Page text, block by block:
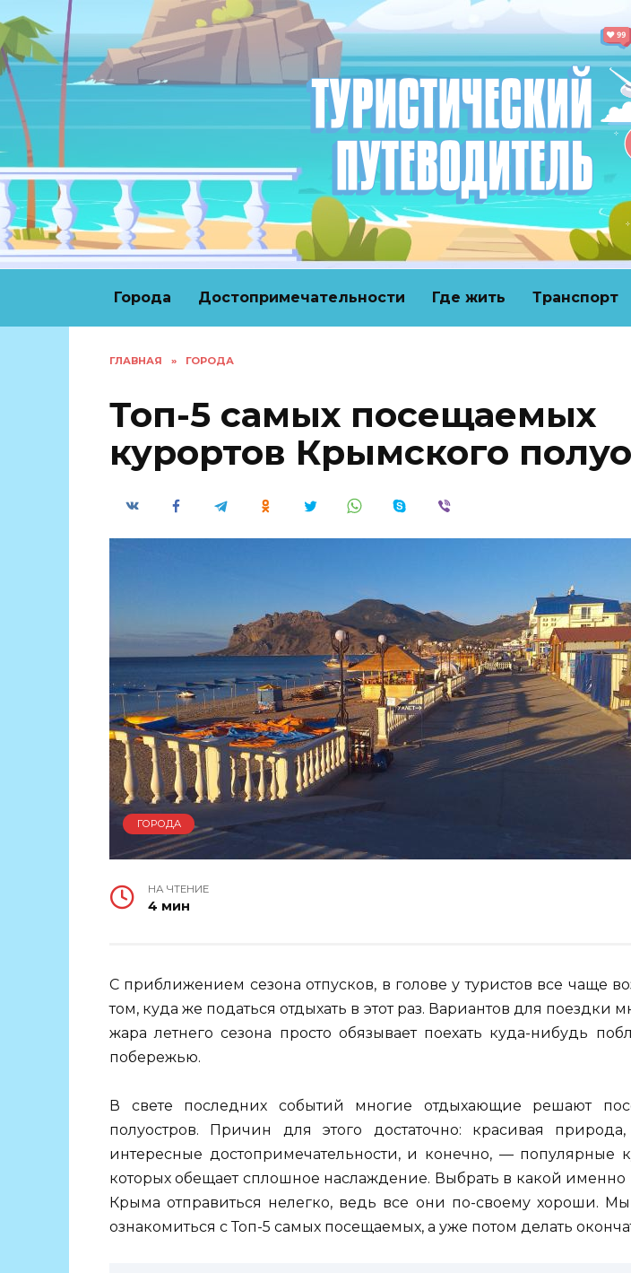
к
содержанию
Города Достопримечательности Где жить Транспорт
ГЛАВНАЯ » ГОРОДА
Топ-5 самых посещаемых
курортов Крымского
ГОРОДА
НА ЧТЕНИЕ
4 мин
С приближением сезона отпусков, в голове у туристов все чаще
том, куда же податься отдыхать в этот раз. Вариантов для поездки
жара летнего сезона просто обязывает поехать куда-нибудь
побережью.
В свете последних событий многие отдыхающие решают
полуостров. Причин для этого достаточно: красивая
интересные достопримечательности, и конечно, — популярные
которых обещает сплошное наслаждение. Выбрать в какой именно
Крыма отправиться нелегко, ведь все они по-своему хороши.
ознакомиться с Топ-5 самых посещаемых, а уже потом делать